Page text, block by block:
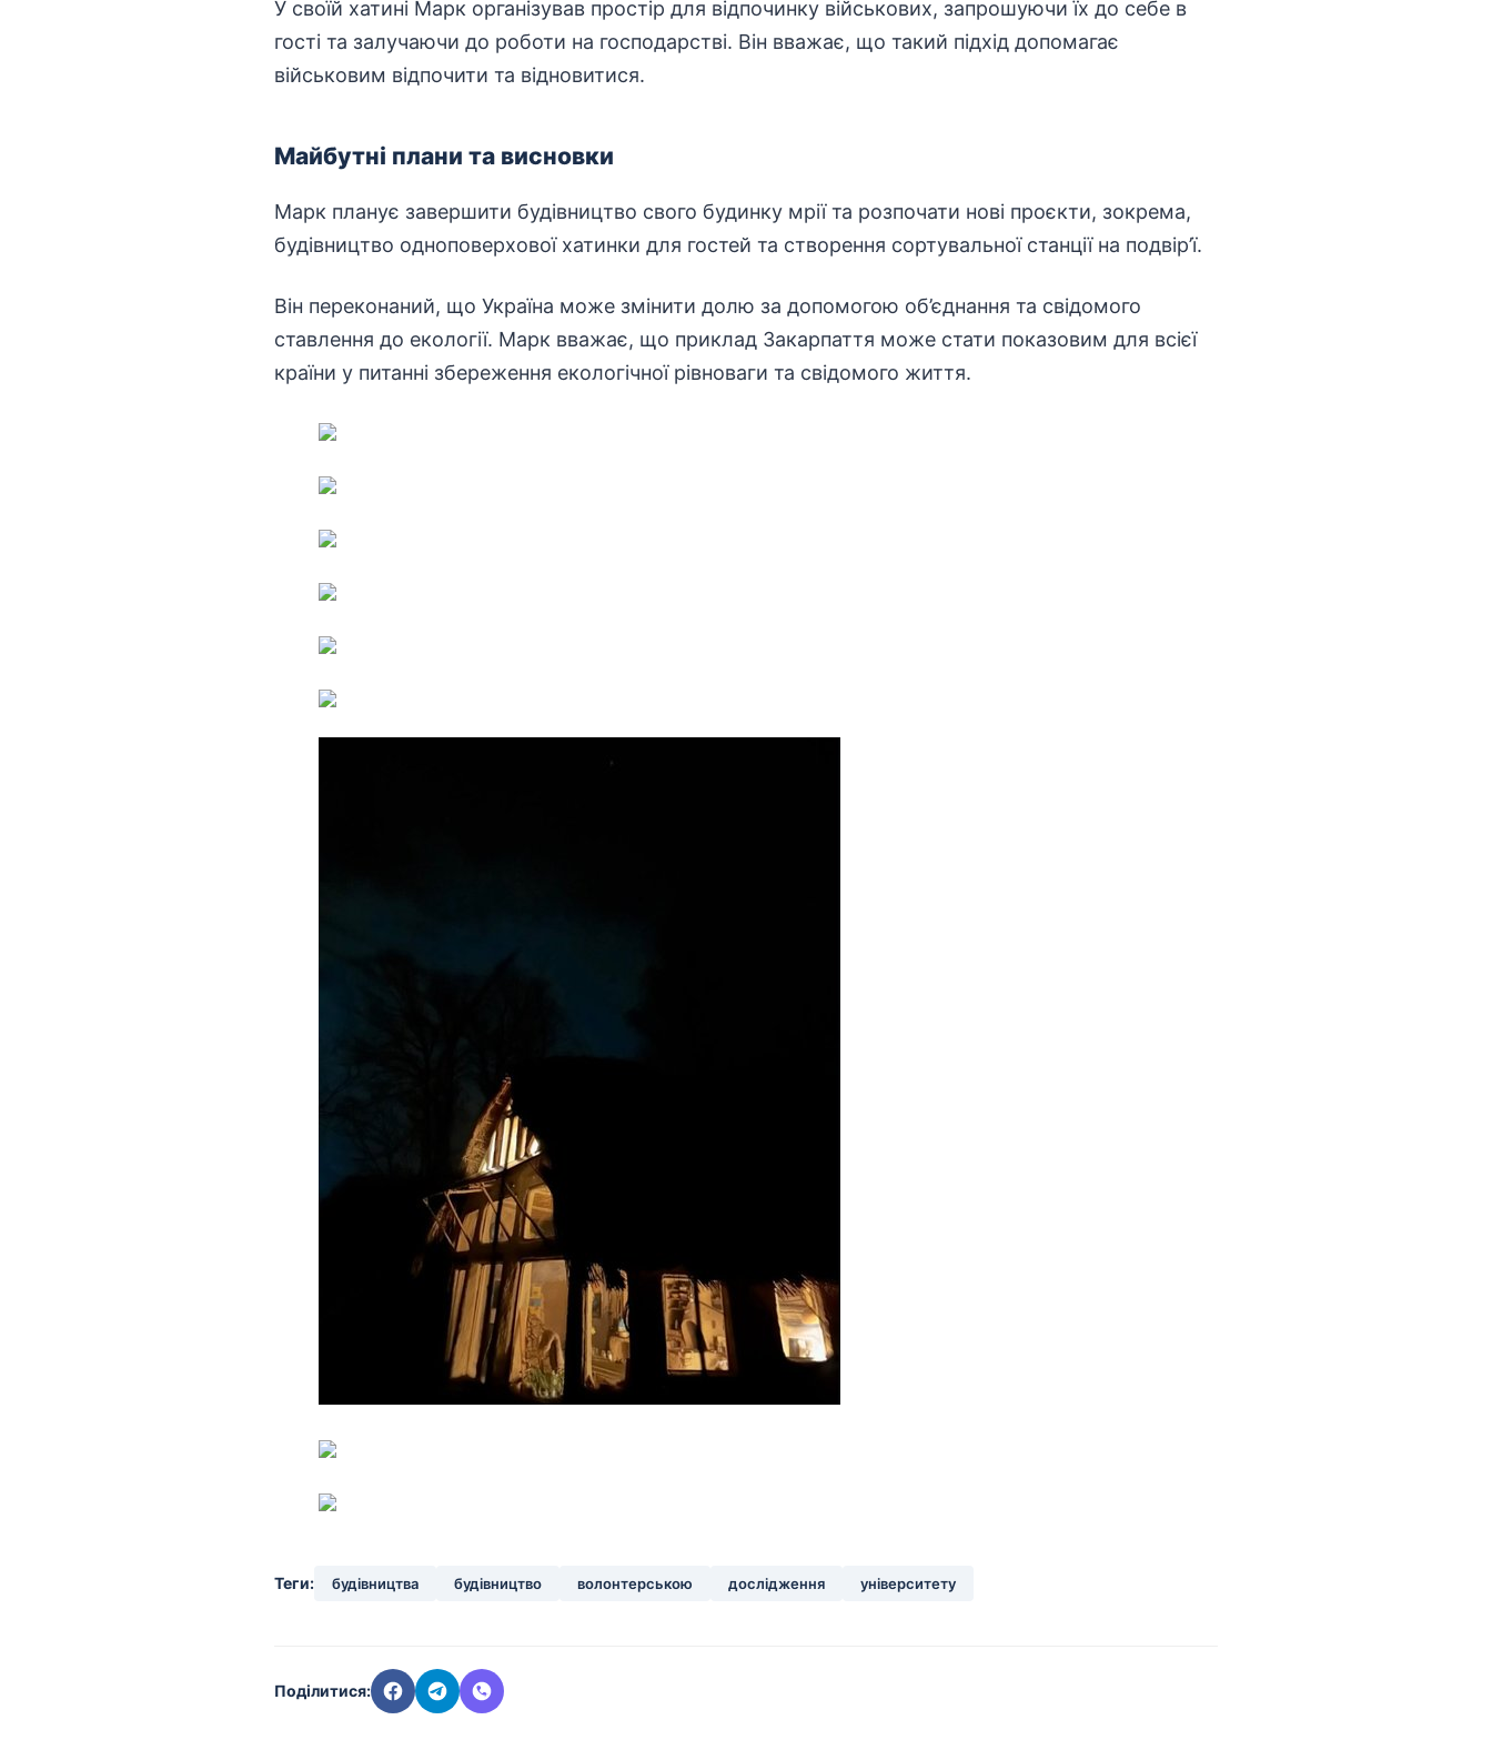
У своїй хатині Марк організував простір для відпочинку військових, запрошуючи їх до себе в
гості та залучаючи до роботи на господарстві. Він вважає, що такий підхід допомагає
військовим відпочити та відновитися.
Майбутні плани та висновки
Марк планує завершити будівництво свого будинку мрії та розпочати нові проєкти, зокрема,
будівництво одноповерхової хатинки для гостей та створення сортувальної станції на подвір’ї.
Він переконаний, що Україна може змінити долю за допомогою об’єднання та свідомого
ставлення до екології. Марк вважає, що приклад Закарпаття може стати показовим для всієї
країни у питанні збереження екологічної рівноваги та свідомого життя.
Теги: будівництва будівництво волонтерською дослідження університету
Поділитися: